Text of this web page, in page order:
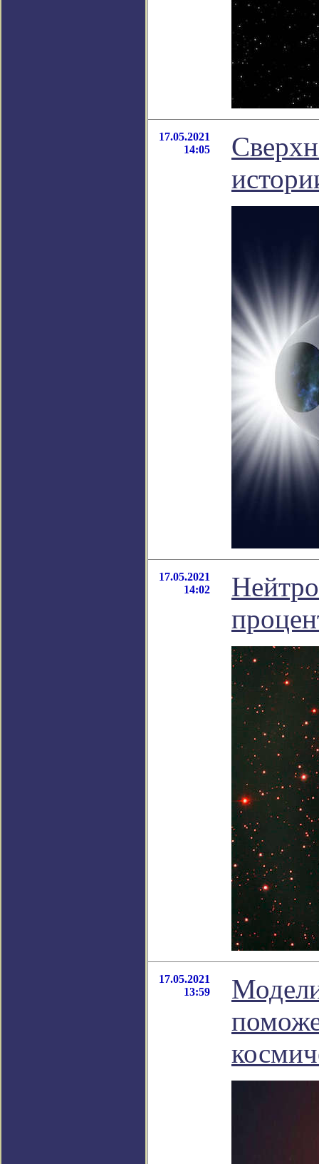
17.05.2021
14:05
17.05.2021
14:02
17.05.2021
13:59